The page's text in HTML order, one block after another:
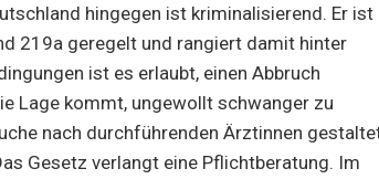
hingegen ist kriminalisierend. Er ist
219a geregelt und rangiert damit hinter
ist es erlaubt, einen Abbruch
Lage kommt, ungewollt schwanger zu
nach durchführenden Ärztinnen
Gesetz verlangt eine Pflichtberatung. Im